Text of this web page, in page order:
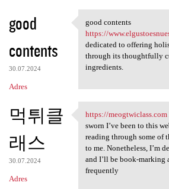
good
contents
30.07.2024
Adres
good contents
good contents
https://
dedicated to offering
through its thoughtfully
ingredients.
먹튀클
래스
30.07.2024
Adres
https://
https://meogtwiclass.com
sworn I’ve been to this
reading through some of
to me. Nonetheless, I’m
and I’ll be book-marking
frequently